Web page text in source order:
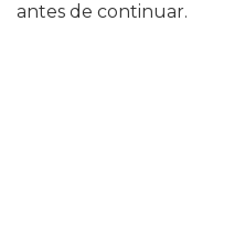
antes de continuar.